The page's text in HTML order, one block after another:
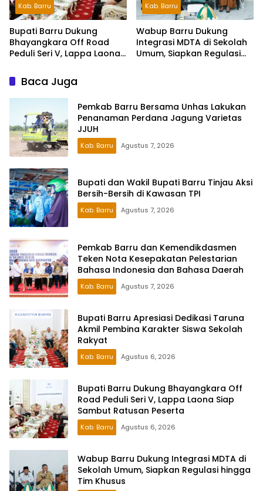
Kab. Barru
Bupati Barru Dukung
Bhayangkara Off Road
Peduli Seri V, Lappa Laona
Peserta
Kab. Barru
Wabup Barru Dukung
Integrasi MDTA di Sekolah
Umum, Siapkan Regulasi
Baca Juga
Pemkab Barru Bersama Unhas Lakukan
Penanaman Perdana Jagung Varietas
JJUH
Kab. Barru Agustus 7, 2026
Bupati dan Wakil Bupati Barru Tinjau Aksi
Bersih-Bersih di Kawasan TPI
Kab. Barru Agustus 7, 2026
Pemkab Barru dan Kemendikdasmen
Teken Nota Kesepakatan Pelestarian
Bahasa Indonesia dan Bahasa Daerah
Kab. Barru Agustus 7, 2026
Bupati Barru Apresiasi Dedikasi Taruna
Akmil Pembina Karakter Siswa Sekolah
Rakyat
Kab. Barru Agustus 6, 2026
Bupati Barru Dukung Bhayangkara Off
Road Peduli Seri V, Lappa Laona Siap
Sambut Ratusan Peserta
Kab. Barru Agustus 6, 2026
Wabup Barru Dukung Integrasi MDTA di
Sekolah Umum, Siapkan Regulasi hingga
Tim Khusus